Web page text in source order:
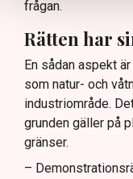
frågan.
Rätten har
En sådan aspekt
som natur- och
industriområde.
grunden gäller på
gränser.
–